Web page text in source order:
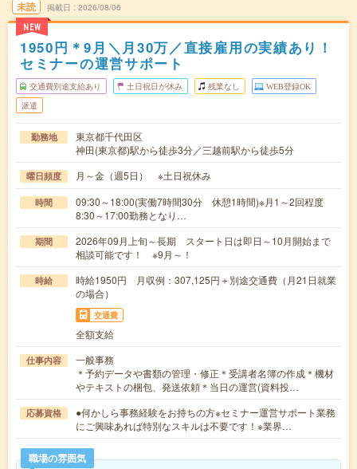
未読
NEW
掲載日 2026/08/06
1950円＊9月＼月30万／直接雇用の実績あり！
セミナーの運営サポート
交通費別途支給あり 土日祝日が休み 残業なし WEB登録OK
派遣
勤務地
東京都千代田区
神田(東京都)駅から徒歩3分／三越前駅から徒歩5分
曜日頻度 月～金（週5日） ※土日祝休み
時間
09:30～18:00(実働7時間30分 休憩1時間)※月1～2回程度
8:30～17:00勤務となり…
期間
2026年09月上旬～長期 スタート日は即日～10月開始まで
相談可能です！ ※9月～！
時給
時給1950円 月収例：307,125円＋別途交通費（月21日就業
の場合）
交通費
全額支給
仕事内容
一般事務
＊予約データや書類の管理・修正＊受講者名簿の作成＊機材
やテキストの梱包、発送依頼＊当日の運営(資料投…
応募資格
●何かしら事務経験をお持ちの方※セミナー運営サポート業務
にご興味あれば特別なスキルは不要です！※業界…
職場の雰囲気